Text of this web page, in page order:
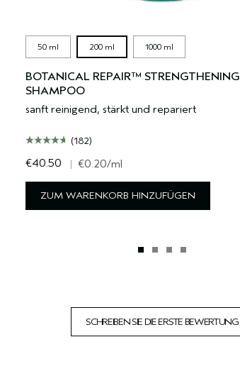
50 ml 200 ml 1000 ml
BOTANICAL REPAIR™ STRENGTHENING
SHAMPOO
sanft reinigend, stärkt und repariert
(182)
€40.50 | €0.20/ml
ZUM WARENKORB HINZUFÜGEN
SCHREIBEN SIE DIE ERSTE BEWERTUNG